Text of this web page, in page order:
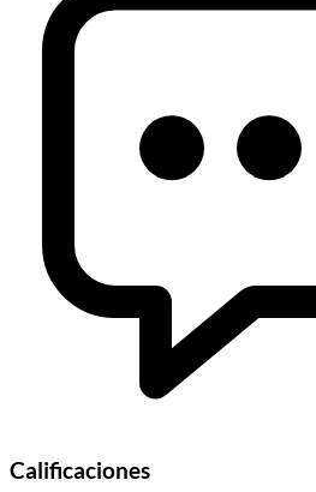
Calificaciones